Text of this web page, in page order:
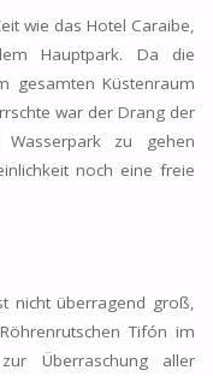
wie das Hotel Caraibe,
Hauptpark. Da die
gesamten Küstenraum
war der Drang der
zu gehen
noch eine freie
nicht überragend groß,
Tifón im
Überraschung aller